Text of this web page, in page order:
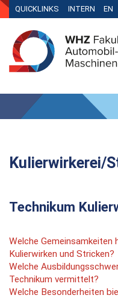
QUICKLINKS INTERN EN
Kulierwirkerei/
Technikum
Welche Gemeinsamkeiten
Kulierwirken und Stricken?
Welche
Technikum vermittelt?
Welche Besonderheiten